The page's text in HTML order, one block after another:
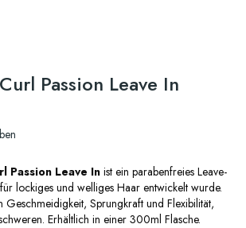
Passion Leave In
Passion Leave In ist ein parabenfreies Leave-
lockiges und welliges Haar entwickelt wurde.
Geschmeidigkeit, Sprungkraft und Flexibilität,
Erhältlich in einer 300ml Flasche.